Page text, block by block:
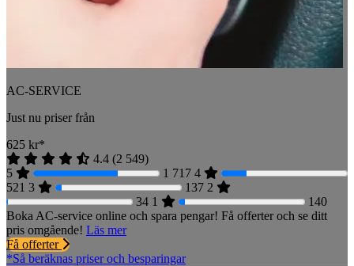
AC-SERVICE
Just nu priser från
625 kr*
4.4 (2 549)
5
1 717 4
521 3 137 2
34 1
140
Boka AC-service online och spara pengar! Få offerter och se ditt
pris omgående! Läs mer
Få offerter
*Så beräknas priser och besparingar